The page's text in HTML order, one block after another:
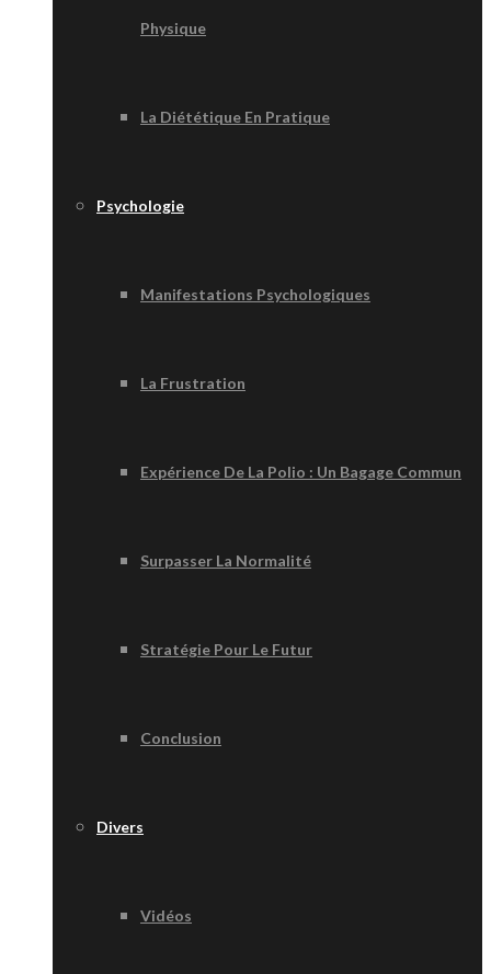
Physique
La Diététique En Pratique
Psychologie
Manifestations Psychologiques
La Frustration
Expérience De La Polio : Un Bagage Commun
Surpasser La Normalité
Stratégie Pour Le Futur
Conclusion
Divers
Vidéos